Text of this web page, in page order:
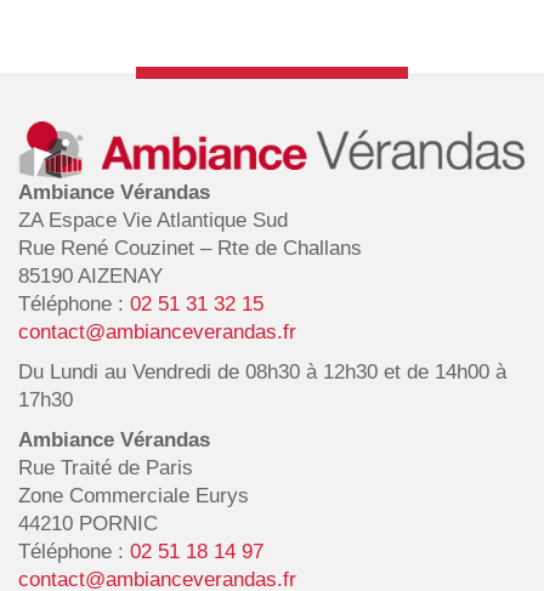
Ambiance Vérandas
ZA Espace Vie Atlantique Sud
Rue René Couzinet – Rte de Challans
85190 AIZENAY
Téléphone : 02 51 31 32 15
contact@ambianceverandas.fr
Du Lundi au Vendredi de 08h30 à 12h30 et de 14h00 à
17h30
Ambiance Vérandas
Rue Traité de Paris
Zone Commerciale Eurys
44210 PORNIC
Téléphone : 02 51 18 14 97
contact@ambianceverandas.fr